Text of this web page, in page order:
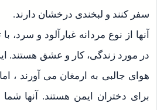
سفر کنند و لبخندی درخشان دارند.
آنها از نوع مردانه غبارآلود و سرد، با
در مورد زندگی، کار و عشق هستند.
هوای جالبی به ارمغان می آورند ، اما
برای دختران ایمن هستند. آنها شما